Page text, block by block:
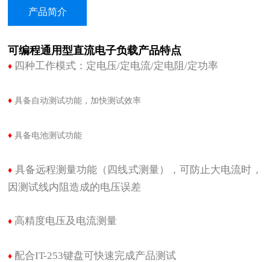
产品简介
可编程通用型直流电子负载产品特点
♦ 四种工作模式：定电压/定电流/定电阻/定功率
♦具备自动测试功能，加快测试效率
♦具备电池测试功能
♦ 具备远程测量功能（四线式测量），可防止大电流时，
因测试线内阻造成的电压误差
♦ 高精度电压及电流测量
♦ 配合IT-253键盘可快速完成产品测试